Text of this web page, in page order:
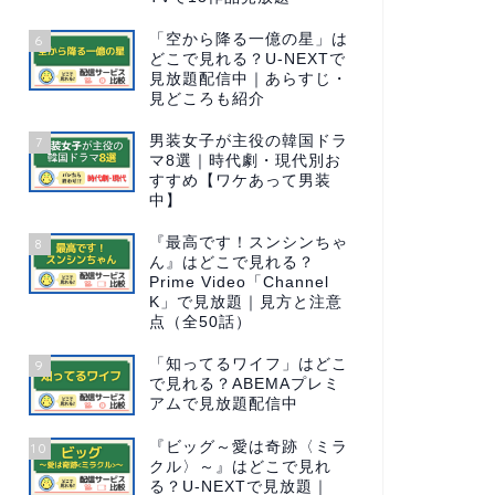
6
「空から降る一億の星」は
どこで見れる？U-NEXTで
見放題配信中｜あらすじ・
見どころも紹介
7
男装女子が主役の韓国ドラ
マ8選｜時代劇・現代別お
すすめ【ワケあって男装
中】
8
『最高です！スンシンちゃ
ん』はどこで見れる？
Prime Video「Channel
K」で見放題｜見方と注意
点（全50話）
9
「知ってるワイフ」はどこ
で見れる？ABEMAプレミ
アムで見放題配信中
10
『ビッグ～愛は奇跡〈ミラ
クル〉～』はどこで見れ
る？U-NEXTで見放題｜